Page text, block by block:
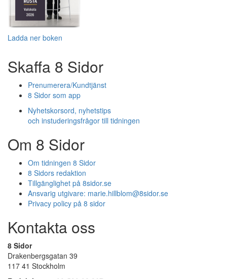
Ladda ner boken
Skaffa 8 Sidor
Prenumerera/Kundtjänst
8 Sidor som app
Nyhetskorsord, nyhetstips
och instuderingsfrågor till tidningen
Om 8 Sidor
Om tidningen 8 Sidor
8 Sidors redaktion
Tillgänglighet på 8sidor.se
Ansvarig utgivare: marie.hillblom@8sidor.se
Privacy policy på 8 sidor
Kontakta oss
8 Sidor
Drakenbergsgatan 39
117 41 Stockholm